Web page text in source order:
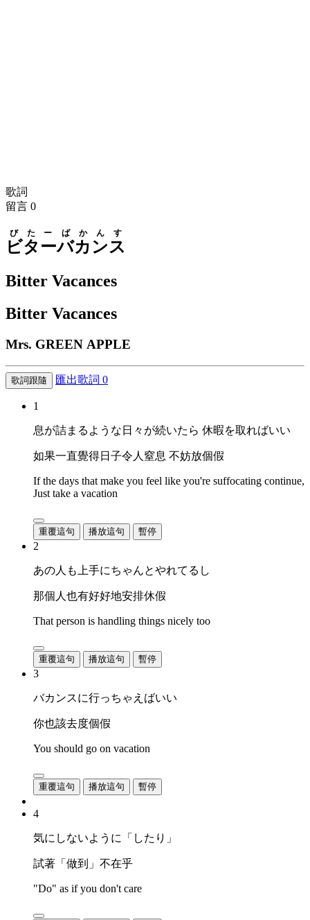
歌詞
留言 0
ビター
びたー
バカンス
ばかんす
Bitter Vacances
Bitter Vacances
Mrs. GREEN APPLE
歌詞跟隨 匯出歌詞 0
1
息が詰まるような日々が続いたら 休暇を取ればいい
如果一直覺得日子令人窒息 不妨放個假
If the days that make you feel like you're suffocating continue,
Just take a vacation
重覆這句 播放這句 暫停
2
あの人も上手にちゃんとやれてるし
那個人也有好好地安排休假
That person is handling things nicely too
重覆這句 播放這句 暫停
3
バカンスに行っちゃえばいい
你也該去度個假
You should go on vacation
重覆這句 播放這句 暫停
4
気にしないように「したり」
試著「做到」不在乎
"Do" as if you don't care